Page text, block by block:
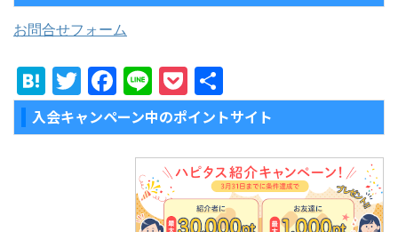
お問合せフォーム
H
at
e
T
w
itt
F
a
c
Li
n
e
P
o
c
k
et
有
入会キャンペーン中のポイントサイト